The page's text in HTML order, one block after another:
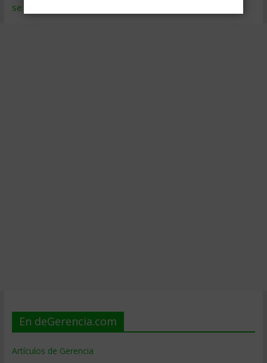
se procesan los datos de tus comentarios
En deGerencia.com
Artículos de Gerencia